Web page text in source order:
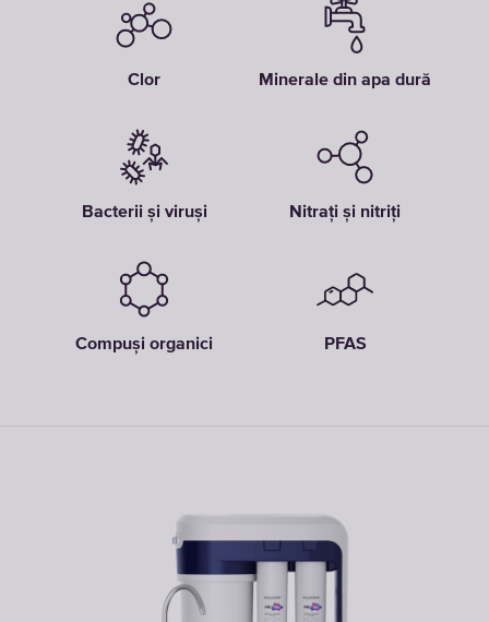
Clor Minerale din apa dură
Bacterii și viruși Nitrați și nitriți
Compuși organici PFAS